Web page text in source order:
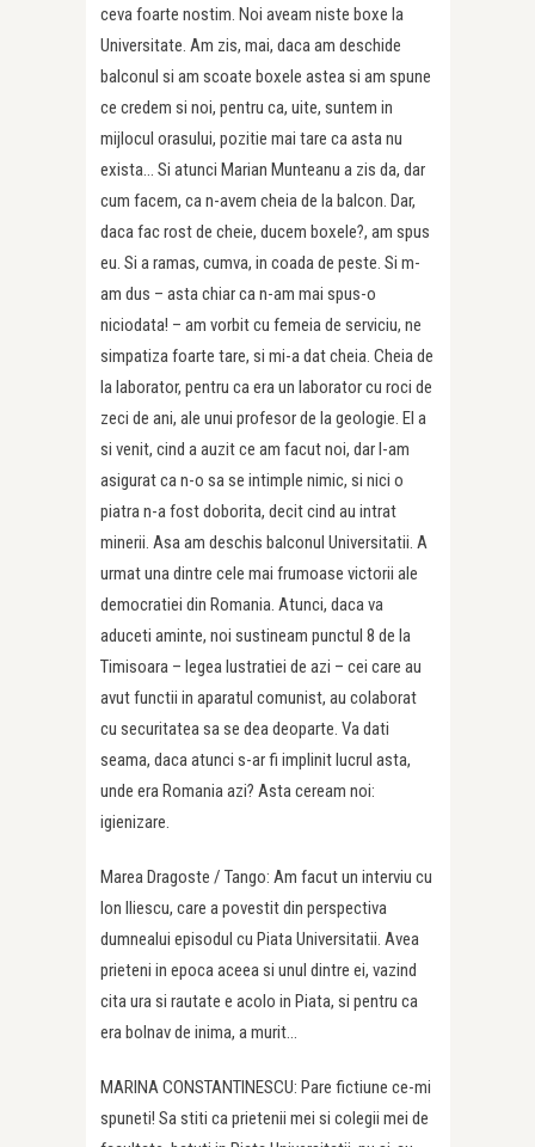
ceva foarte nostim. Noi aveam niste boxe la
Universitate. Am zis, mai, daca am deschide
balconul si am scoate boxele astea si am spune
ce credem si noi, pentru ca, uite, suntem in
mijlocul orasului, pozitie mai tare ca asta nu
exista… Si atunci Marian Munteanu a zis da, dar
cum facem, ca n-avem cheia de la balcon. Dar,
daca fac rost de cheie, ducem boxele?, am spus
eu. Si a ramas, cumva, in coada de peste. Si m-
am dus – asta chiar ca n-am mai spus-o
niciodata! – am vorbit cu femeia de serviciu, ne
simpatiza foarte tare, si mi-a dat cheia. Cheia de
la laborator, pentru ca era un laborator cu roci de
zeci de ani, ale unui profesor de la geologie. El a
si venit, cind a auzit ce am facut noi, dar l-am
asigurat ca n-o sa se intimple nimic, si nici o
piatra n-a fost doborita, decit cind au intrat
minerii. Asa am deschis balconul Universitatii. A
urmat una dintre cele mai frumoase victorii ale
democratiei din Romania. Atunci, daca va
aduceti aminte, noi sustineam punctul 8 de la
Timisoara – legea lustratiei de azi – cei care au
avut functii in aparatul comunist, au colaborat
cu securitatea sa se dea deoparte. Va dati
seama, daca atunci s-ar fi implinit lucrul asta,
unde era Romania azi? Asta ceream noi:
igienizare.
Marea Dragoste / Tango: Am facut un interviu cu
Ion Iliescu, care a povestit din perspectiva
dumnealui episodul cu Piata Universitatii. Avea
prieteni in epoca aceea si unul dintre ei, vazind
cita ura si rautate e acolo in Piata, si pentru ca
era bolnav de inima, a murit…
MARINA CONSTANTINESCU: Pare fictiune ce-mi
spuneti! Sa stiti ca prietenii mei si colegii mei de